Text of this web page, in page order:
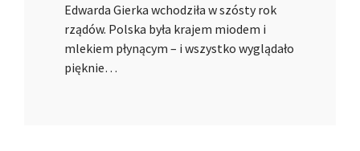
Edwarda Gierka wchodziła w szósty rok
rządów. Polska była krajem miodem i
mlekiem płynącym – i wszystko wyglądało
pięknie…